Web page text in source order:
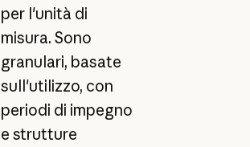
per l'unità di
misura. Sono
granulari, basate
sull'utilizzo, con
periodi di impegno
e strutture